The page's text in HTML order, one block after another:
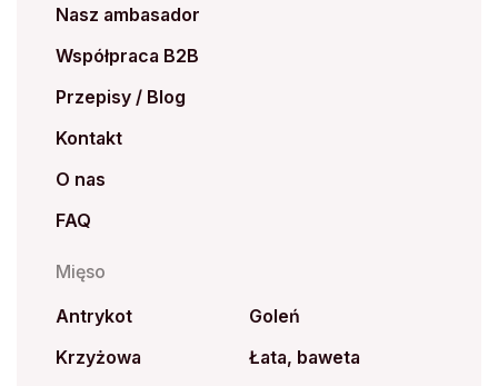
Nasz ambasador
Współpraca B2B
Przepisy / Blog
Kontakt
O nas
FAQ
Mięso
Antrykot
Goleń
Krzyżowa
Łata, baweta